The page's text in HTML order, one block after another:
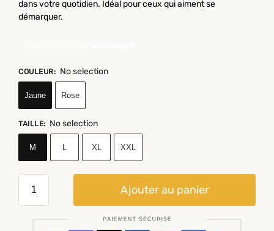
dans votre quotidien. Idéal pour ceux qui aiment se
démarquer.
COULEUR: No selection
Jaune Rose
TAILLE: No selection
M XL XXL
Ajouter au panier